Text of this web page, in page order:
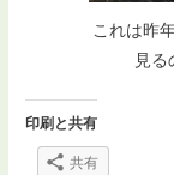
これは昨
見る
印刷と共有
共有